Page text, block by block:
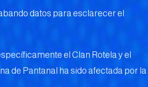
datos para esclarecer el
el Clan Rotela y el
de Pantanal ha sido afectada por la